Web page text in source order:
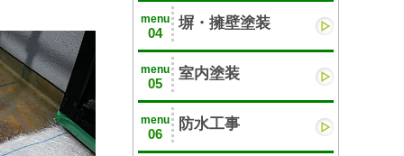
menu
04
塀・擁壁塗装
menu
05
室内塗装
menu
06
防水工事